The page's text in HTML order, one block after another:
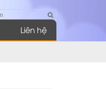
Liên hệ